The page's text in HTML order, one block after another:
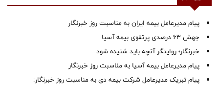
پیام مدیرعامل بیمه ایران به مناسبت روز خبرنگار
جهش ۶۳ درصدی پرتفوی بیمه آسیا
خبرنگار؛ روایتگر آنچه باید شنیده شود
پیام مدیرعامل بیمه آسیا به مناسبت روز خبرنگار
پیام تبریک مدیرعامل شرکت بیمه دی به مناسبت روز خبرنگار: